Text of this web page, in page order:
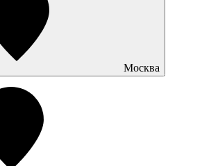
Москва